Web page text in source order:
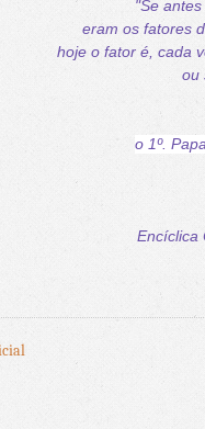
"Se
eram os fatores
hoje o fator é, cada
ou
o 1º.
Encíclica